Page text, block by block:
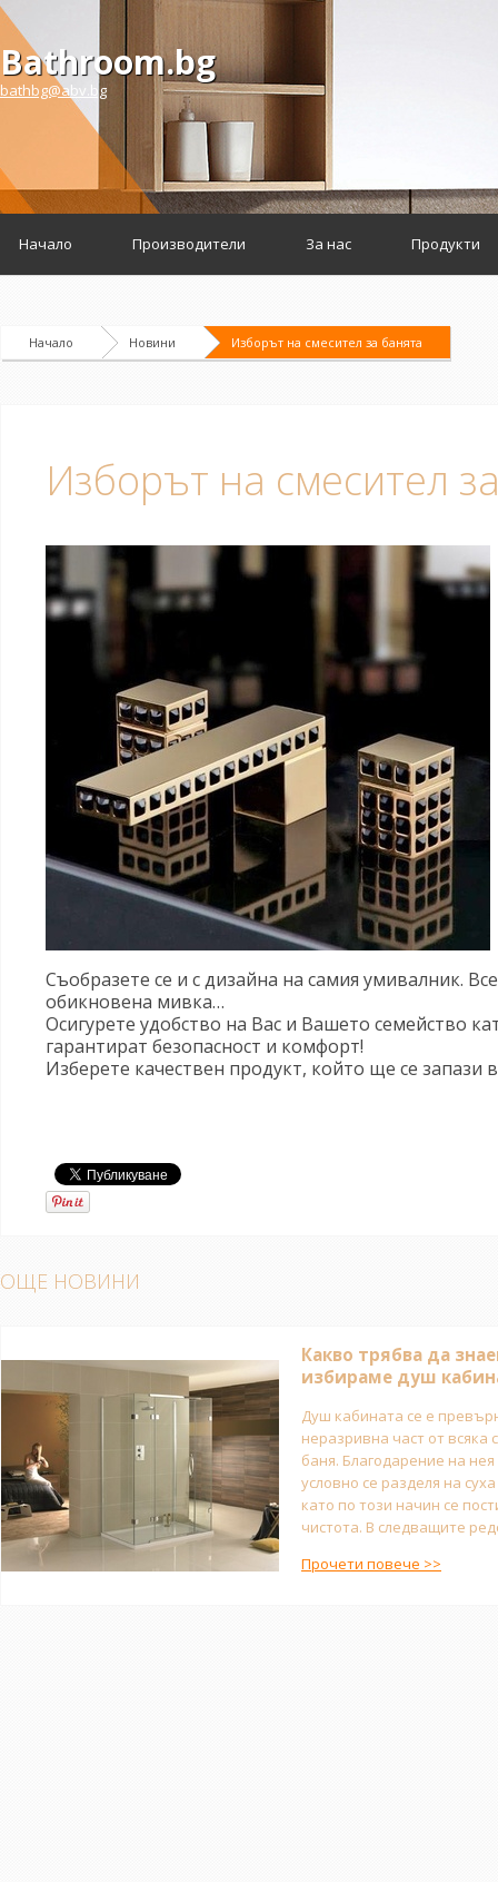
Bathroom.bg
bathbg@abv.bg
Начало Производители За нас Продукти
Начало Новини Изборът на смесител за банята
Изборът на смесител
Съобразете се и с дизайна на самия умивалник.
обикновена мивка…
Осигурете удобство на Вас и Вашето семейство
гарантират безопасност и комфорт!
Изберете качествен продукт, който ще се запази
ОЩЕ НОВИНИ
Какво трябва да
избираме душ
Душ кабината се е
неразривна част от всяка
баня. Благодарение на
условно се разделя на
като по този начин се
чистота. В следващите
Прочети повече >>